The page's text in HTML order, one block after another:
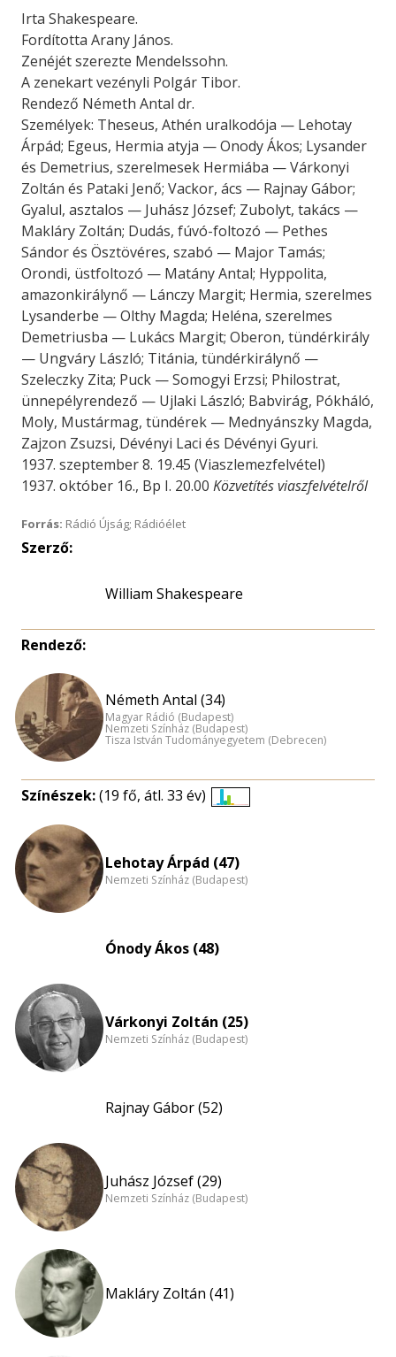
Irta Shakespeare.
Fordította Arany János.
Zenéjét szerezte Mendelssohn.
A zenekart vezényli Polgár Tibor.
Rendező Németh Antal dr.
Személyek: Theseus, Athén uralkodója — Lehotay
Árpád; Egeus, Hermia atyja — Onody Ákos; Lysander
és Demetrius, szerelmesek Hermiába — Várkonyi
Zoltán és Pataki Jenő; Vackor, ács — Rajnay Gábor;
Gyalul, asztalos — Juhász József; Zubolyt, takács —
Makláry Zoltán; Dudás, fúvó-foltozó — Pethes
Sándor és Ösztövéres, szabó — Major Tamás;
Orondi, üstfoltozó — Matány Antal; Hyppolita,
amazonkirálynő — Lánczy Margit; Hermia, szerelmes
Lysanderbe — Olthy Magda; Heléna, szerelmes
Demetriusba — Lukács Margit; Oberon, tündérkirály
— Ungváry László; Titánia, tündérkirálynő —
Szeleczky Zita; Puck — Somogyi Erzsi; Philostrat,
ünnepélyrendező — Ujlaki László; Babvirág, Pókháló,
Moly, Mustármag, tündérek — Mednyánszky Magda,
Zajzon Zsuzsi, Dévényi Laci és Dévényi Gyuri.
1937. szeptember 8. 19.45 (Viaszlemezfelvétel)
1937. október 16., Bp I. 20.00 Közvetítés viaszfelvételről
Forrás: Rádió Újság; Rádióélet
Szerző:
William Shakespeare
Rendező:
Németh Antal (34)
Magyar Rádió (Budapest)
Nemzeti Színház (Budapest)
Tisza István Tudományegyetem (Debrecen)
Színészek:(19 fő, átl. 33 év)
nagyítása
Lehotay Árpád (47)
Nemzeti Színház (Budapest)
Ónody Ákos (48)
Várkonyi Zoltán (25)
Nemzeti Színház (Budapest)
Rajnay Gábor (52)
Juhász József (29)
Nemzeti Színház (Budapest)
Makláry Zoltán (41)